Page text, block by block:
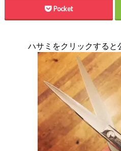
Pocket
ハサミをクリックすると